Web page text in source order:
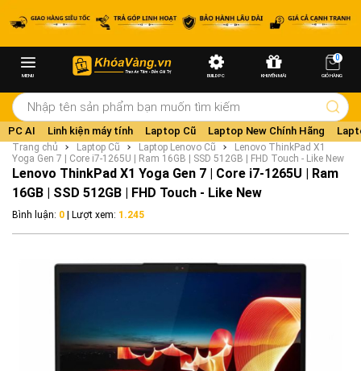
MENU BUILD PC KHUYẾN MÃI
0
GIỎ HÀNG
PC AI Linh kiện máy tính Laptop Cũ Laptop New Chính Hãng
Trang chủ Laptop Cũ Laptop Lenovo Cũ
Lenovo ThinkPad X1
Yoga Gen 7 | Core i7-1265U | Ram 16GB | SSD 512GB | FHD Touch - Like New
Lenovo ThinkPad X1 Yoga Gen 7 | Core i7-1265U | Ram
16GB | SSD 512GB | FHD Touch - Like New
Bình luận: 0 | Lượt xem: 1.245